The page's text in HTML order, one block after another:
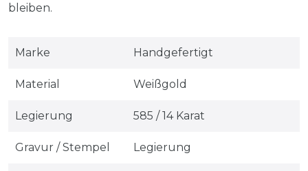
bleiben.
Marke Handgefertigt
Material Weißgold
Legierung 585 / 14 Karat
Gravur / Stempel Legierung